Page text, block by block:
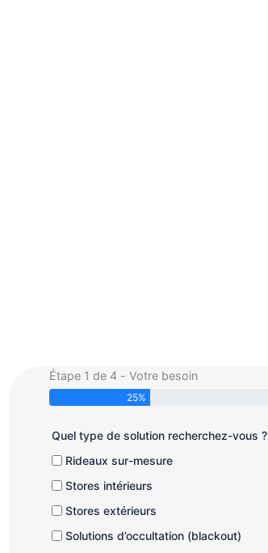
Étape 1 de 4 - Votre besoin
25%
Quel type de solution recherchez-vous ?
Rideaux sur-mesure
Stores intérieurs
Stores extérieurs
Solutions d’occultation (blackout)